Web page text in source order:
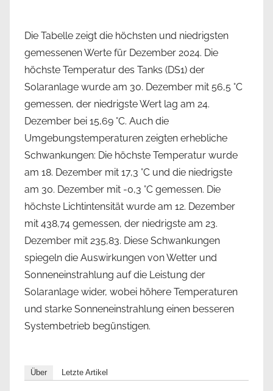
Die Tabelle zeigt die höchsten und niedrigsten
gemessenen Werte für Dezember 2024. Die
höchste Temperatur des Tanks (DS1) der
Solaranlage wurde am 30. Dezember mit 56,5 °C
gemessen, der niedrigste Wert lag am 24.
Dezember bei 15,69 °C. Auch die
Umgebungstemperaturen zeigten erhebliche
Schwankungen: Die höchste Temperatur wurde
am 18. Dezember mit 17,3 °C und die niedrigste
am 30. Dezember mit -0,3 °C gemessen. Die
höchste Lichtintensität wurde am 12. Dezember
mit 438,74 gemessen, der niedrigste am 23.
Dezember mit 235,83. Diese Schwankungen
spiegeln die Auswirkungen von Wetter und
Sonneneinstrahlung auf die Leistung der
Solaranlage wider, wobei höhere Temperaturen
und starke Sonneneinstrahlung einen besseren
Systembetrieb begünstigen.
Über Letzte Artikel